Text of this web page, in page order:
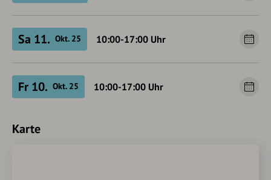
Sa 11. Okt. 25 10:00-17:00 Uhr
Fr 10. Okt. 25 10:00-17:00 Uhr
Karte